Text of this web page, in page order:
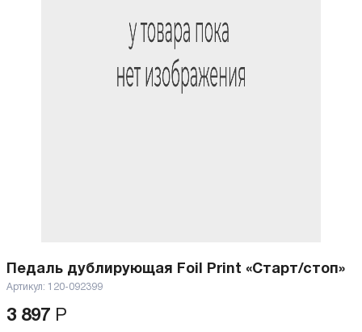
Педаль дублирующая Foil Print «Старт/стоп»
Артикул: 120-092399
3 897 Р